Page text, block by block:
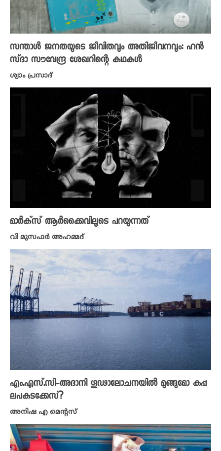
സന്താൾ ജനതയുടെ ജീവിതവും അതിജീവനവും: ഹൻ
സ്ദാ സൗവേന്ദ്ര ശേഖറിന്റെ കഥകൾ
ശ്യാം പ്രസാദ്
മാർക്സ് ആർക്കൈവിലൂടെ പറയുന്നത്
വി മുസഫർ അഹമ്മദ്
എം.എസ്.സി-അദാനി ​ഗൂഢാലോചനയിൽ മുങ്ങുമോ കപ്പ
ലപകടക്കേസ്?
അനിഷ എ മെന്റസ്